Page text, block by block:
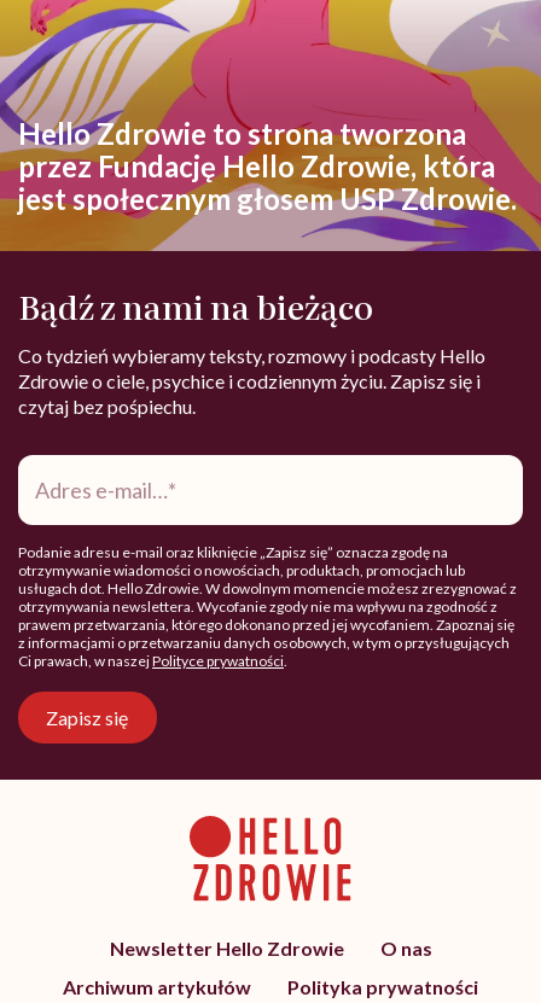
Hello Zdrowie to strona tworzona
przez Fundację Hello Zdrowie, która
jest społecznym głosem USP Zdrowie.
Bądź z nami na bieżąco
Co tydzień wybieramy teksty, rozmowy i podcasty Hello
Zdrowie o ciele, psychice i codziennym życiu. Zapisz się i
czytaj bez pośpiechu.
Adres
mail*
Podanie adresu e-mail oraz kliknięcie „Zapisz się” oznacza zgodę na
otrzymywanie wiadomości o nowościach, produktach, promocjach lub
usługach dot. Hello Zdrowie. W dowolnym momencie możesz zrezygnować z
otrzymywania newslettera. Wycofanie zgody nie ma wpływu na zgodność z
prawem przetwarzania, którego dokonano przed jej wycofaniem. Zapoznaj się
z informacjami o przetwarzaniu danych osobowych, w tym o przysługujących
Ci prawach, w naszejPolityce prywatności.
Zapisz się
Newsletter Hello Zdrowie
O nas
Archiwum artykułów
Polityka prywatności